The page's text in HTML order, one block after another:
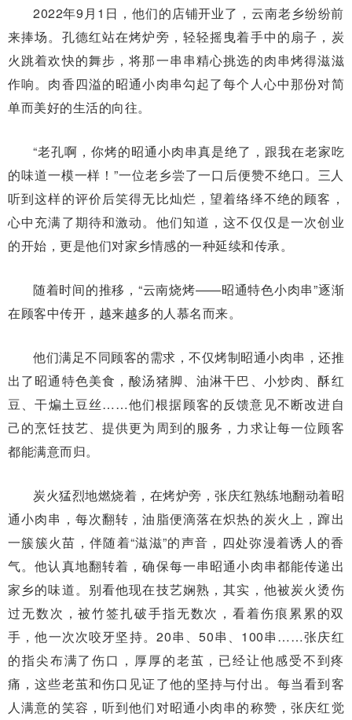
2022年9月1日，他们的店铺开业了，云南老乡纷纷前
来捧场。孔德红站在烤炉旁，轻轻摇曳着手中的扇子，炭
火跳着欢快的舞步，将那一串串精心挑选的肉串烤得滋滋
作响。肉香四溢的昭通小肉串勾起了每个人心中那份对简
单而美好的生活的向往。
“老孔啊，你烤的昭通小肉串真是绝了，跟我在老家吃
的味道一模一样！”一位老乡尝了一口后便赞不绝口。三人
听到这样的评价后笑得无比灿烂，望着络绎不绝的顾客，
心中充满了期待和激动。他们知道，这不仅仅是一次创业
的开始，更是他们对家乡情感的一种延续和传承。
随着时间的推移，“云南烧烤——昭通特色小肉串”逐渐
在顾客中传开，越来越多的人慕名而来。
他们满足不同顾客的需求，不仅烤制昭通小肉串，还推
出了昭通特色美食，酸汤猪脚、油淋干巴、小炒肉、酥红
豆、干煸土豆丝……他们根据顾客的反馈意见不断改进自
己的烹饪技艺、提供更为周到的服务，力求让每一位顾客
都能满意而归。
炭火猛烈地燃烧着，在烤炉旁，张庆红熟练地翻动着昭
通小肉串，每次翻转，油脂便滴落在炽热的炭火上，蹿出
一簇簇火苗，伴随着“滋滋”的声音，四处弥漫着诱人的香
气。他认真地翻转着，确保每一串昭通小肉串都能传递出
家乡的味道。别看他现在技艺娴熟，其实，他被炭火烫伤
过无数次，被竹签扎破手指无数次，看着伤痕累累的双
手，他一次次咬牙坚持。20串、50串、100串……张庆红
的指尖布满了伤口，厚厚的老茧，已经让他感受不到疼
痛，这些老茧和伤口见证了他的坚持与付出。每当看到客
人满意的笑容，听到他们对昭通小肉串的称赞，张庆红觉